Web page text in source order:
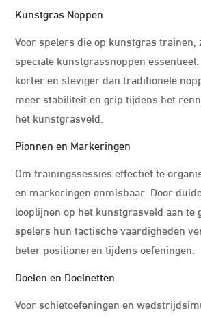
Kunstgras Noppen
Voor spelers die op kunstgras trainen,
speciale kunstgrassnoppen
korter en steviger dan traditionele
meer stabiliteit en grip tijdens het
het kunstgrasveld.
Pionnen en Markeringen
Om trainingssessies effectief te
en markeringen onmisbaar. Door
looplijnen op het kunstgrasveld aan te
spelers hun tactische vaardigheden
beter positioneren tijdens oefeningen.
Doelen en Doelnetten
Voor schietoefeningen en